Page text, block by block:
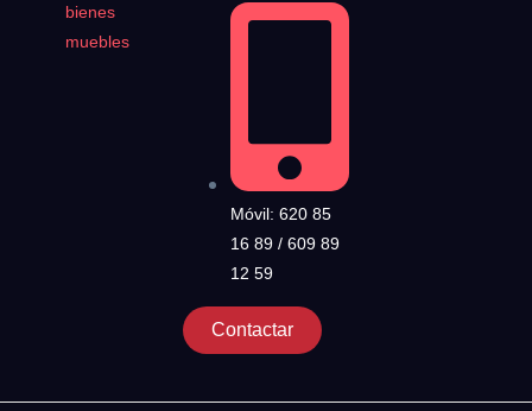
bienes
muebles
Móvil: 620 85
16 89 / 609 89
12 59
Contactar